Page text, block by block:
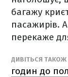
багажу
пасажирів.
перекаже
ДИВІТЬСЯ ТАКОЖ
годин до